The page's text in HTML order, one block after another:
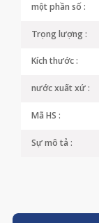
một phần số :
Trọng lượng :
Kích thước :
nước xuất xứ :
Mã HS :
Sự mô tả :